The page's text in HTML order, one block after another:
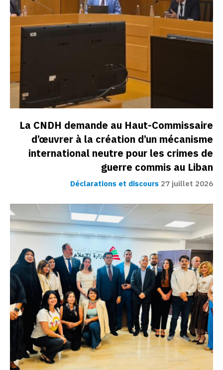
La CNDH demande au Haut-Commissaire
d’œuvrer à la création d’un mécanisme
international neutre pour les crimes de
guerre commis au Liban
Déclarations et discours 27 juillet 2026